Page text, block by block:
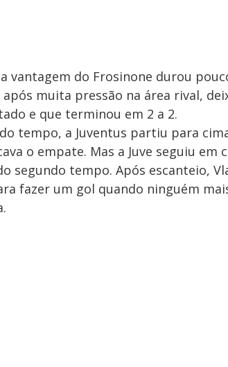
vantagem do Frosinone durou
após muita pressão na área rival,
e que terminou em 2 a 2.
tempo, a Juventus partiu para
o empate. Mas a Juve seguiu em
segundo tempo. Após escanteio,
fazer um gol quando ninguém